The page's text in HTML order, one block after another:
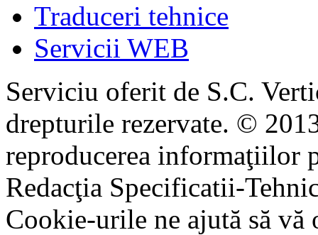
Traduceri tehnice
Servicii WEB
Serviciu oferit de S.C.
drepturile rezervate. ©
reproducerea informaţiilor
Redacţia Specificatii-
Cookie-urile ne ajută să